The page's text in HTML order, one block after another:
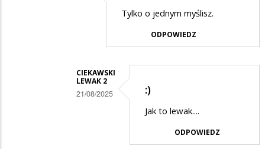
Tylko o jednym myślisz.
ODPOWIEDZ
CIEKAWSKI
LEWAK 2
21/08/2025
SuwalakPatriota
:)
Jak to lewak....
ODPOWIEDZ